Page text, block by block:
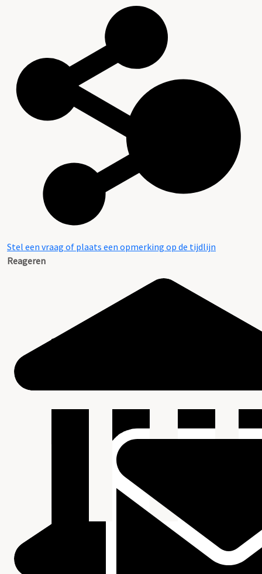
Stel een vraag of plaats een opmerking op de tijdlijn
Reageren